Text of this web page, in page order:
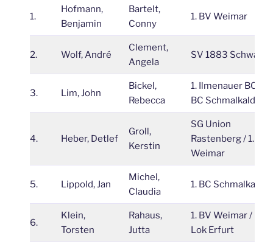
1.
Hofmann,
Benjamin
Bartelt,
Conny
1. BV Weimar
2. Wolf, André
Clement,
Angela
SV 1883 Schwarza
3. Lim, John
Bickel,
Rebecca
1. Ilmenauer BC / 1.
BC Schmalkalden
4. Heber, Detlef
Groll,
Kerstin
SG Union
Rastenberg / 1. BV
Weimar
5. Lippold, Jan
Michel,
Claudia
1. BC
6.
Klein,
Torsten
Rahaus,
Jutta
1. BV Weimar / ESV
Lok Erfurt